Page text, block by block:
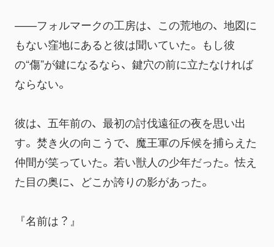
——フォルマークの工房は、この荒地の、地図に
もない窪地にあると彼は聞いていた。もし彼
の“傷”が鍵になるなら、鍵穴の前に立たなければ
ならない。
彼は、五年前の、最初の討伐遠征の夜を思い出
す。焚き火の向こうで、魔王軍の斥候を捕らえた
仲間が笑っていた。若い獣人の少年だった。怯え
た目の奥に、どこか誇りの影があった。
『名前は？』